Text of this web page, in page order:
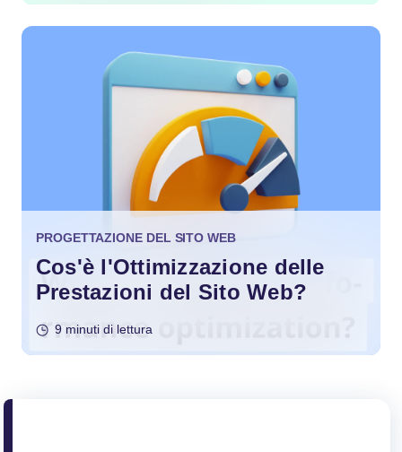
PROGETTAZIONE DEL SITO WEB
Cos'è l'Ottimizzazione delle
Prestazioni del Sito Web?
9 minuti di lettura